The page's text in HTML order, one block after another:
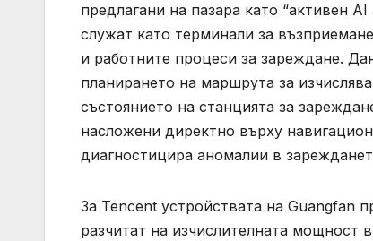
предлагани на пазара като “активен
служат като терминали за
и работните процеси за зареждане.
планирането на маршрута за
състоянието на станцията за
насложени директно върху
диагностицира аномалии в
За Tencent устройствата на Guangfan
разчитат на изчислителната мощност